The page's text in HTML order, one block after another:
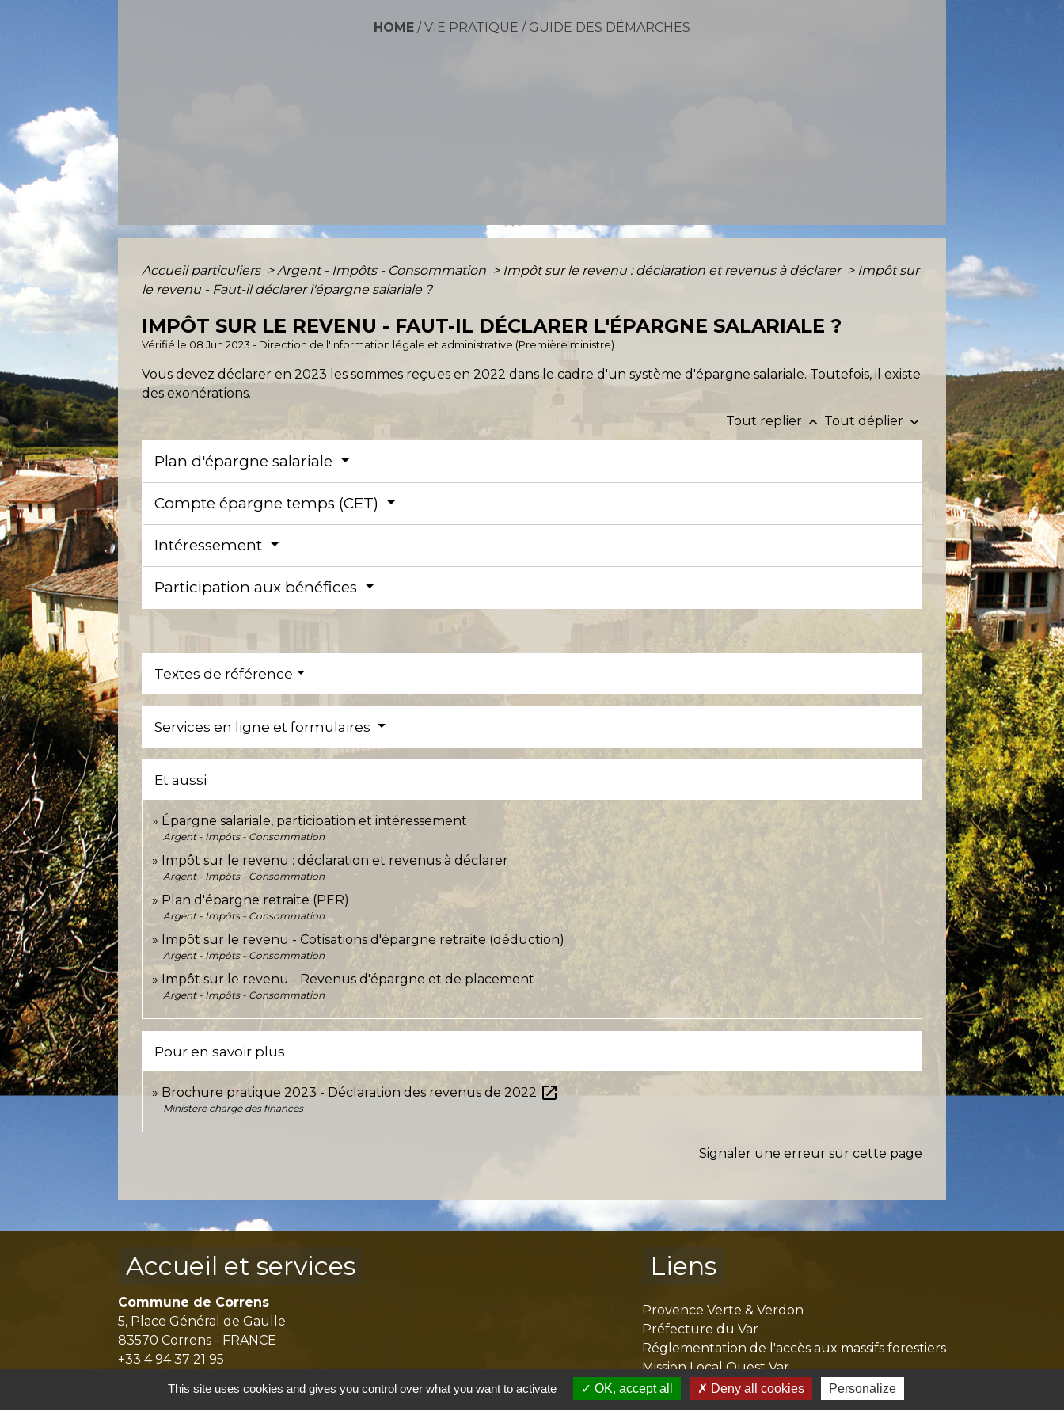
HOME /VIE PRATIQUE / GUIDE DES DÉMARCHES
Accueil particuliers > Argent - Impôts - Consommation > Impôt sur le revenu : déclaration et revenus à déclarer > Impôt sur
le revenu - Faut-il déclarer l'épargne salariale ?
IMPÔT SUR LE REVENU - FAUT-IL DÉCLARER L'ÉPARGNE SALARIALE ?
Vérifié le 08 Jun 2023 - Direction de l'information légale et administrative (Première ministre)
Vous devez déclarer en 2023 les sommes reçues en 2022 dans le cadre d'un système d'épargne salariale. Toutefois, il existe
des exonérations.
Tout replier keyboard_arrow_up Tout déplier keyboard_arrow_down
Plan d'épargne salariale
Compte épargne temps (CET)
Intéressement
Participation aux bénéfices
Textes de référence
Services en ligne et formulaires
Et aussi
Épargne salariale, participation et intéressement
Argent - Impôts - Consommation
Impôt sur le revenu : déclaration et revenus à déclarer
Argent - Impôts - Consommation
Plan d'épargne retraite (PER)
Argent - Impôts - Consommation
Impôt sur le revenu - Cotisations d'épargne retraite (déduction)
Argent - Impôts - Consommation
Impôt sur le revenu - Revenus d'épargne et de placement
Argent - Impôts - Consommation
Pour en savoir plus
Brochure pratique 2023 - Déclaration des revenus de 2022 open_in_new
Ministère chargé des finances
Signaler une erreur sur cette page
Accueil et services
Commune de Correns
5, Place Général de Gaulle
83570 Correns - FRANCE
+33 4 94 37 21 95
Contact par formulaire
Liens
Provence Verte & Verdon
Préfecture du Var
Réglementation de l'accès aux massifs forestiers
Mission Local Ouest Var
Agglomération Provence Verte
This site uses cookies and gives you control over what you want to activate OK, accept all Deny all cookies Personalize